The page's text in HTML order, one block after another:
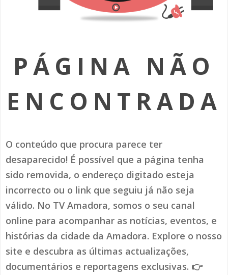
SOMOS TODOS EUROPEUS
AMADORA LIGA À RESILIÊNCIA
(RE) PENSAMENTOS
HISTÓRIAS DE ABRIL
PÁGINA NÃO
ENCONTRADA
O conteúdo que procura parece ter
desaparecido! É possível que a página tenha
sido removida, o endereço digitado esteja
incorrecto ou o link que seguiu já não seja
válido. No TV Amadora, somos o seu canal
online para acompanhar as notícias, eventos, e
histórias da cidade da Amadora. Explore o nosso
site e descubra as últimas actualizações,
documentários e reportagens exclusivas. 👉